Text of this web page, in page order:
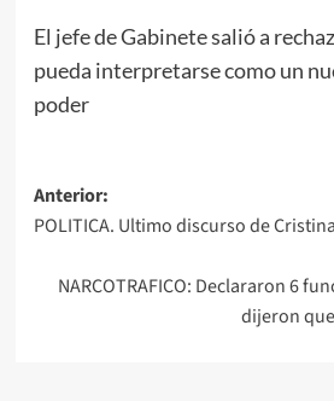
El jefe de Gabinete salió a
pueda interpretarse como un
poder
Navegación
de
entradas
Anterior:
POLITICA. Ultimo discurso de
NARCOTRAFICO: Declararon 6
dijeron